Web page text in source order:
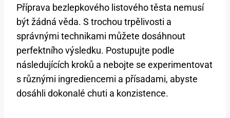
Příprava bezlepkového listového těsta nemusí
být žádná věda. S trochou trpělivosti a
správnými technikami můžete dosáhnout
perfektního výsledku. Postupujte podle
následujících kroků a nebojte se experimentovat
s různými ingrediencemi a přísadami, abyste
dosáhli dokonalé chuti a konzistence.